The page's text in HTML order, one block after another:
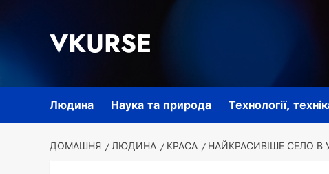
VKURSE
Людина Наука та природа Технології,
ДОМАШНЯ ЛЮДИНА КРАСА НАЙКРАСИВІШЕ СЕЛО В